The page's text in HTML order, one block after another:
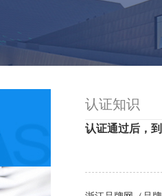
认证知识
认证通过后，